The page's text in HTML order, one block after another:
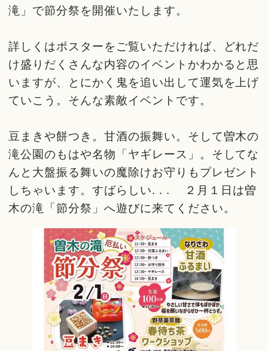
滝」で節分祭を開催いたします。
詳しくはポスターをご覧いただければ、どれだ
け盛りだくさんな内容のイベントかわかると思
いますが、とにかく鬼を追い出して運気を上げ
ていこう。そんな素敵イベントです。
豆まきや餅つき。甘酒の振舞い。そして曽木の
滝公園のもはや名物「ヤギレース」。そしてな
んと大盤振る舞いの魔除けお守りもプレゼント
しちゃいます。すばらしい. . . ２月１日は曽
木の滝「節分祭」へ遊びに来てください。